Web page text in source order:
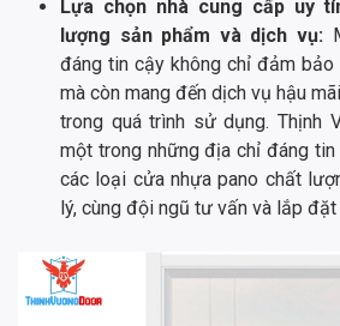
Lựa chọn nhà cung cấp uy
lượng sản phẩm và dịch vụ:
đáng tin cậy không chỉ đảm
mà còn mang đến dịch vụ hậu
trong quá trình sử dụng. Thịnh
một trong những địa chỉ đáng tin
các loại cửa nhựa pano chất
lý, cùng đội ngũ tư vấn và lắp đặt